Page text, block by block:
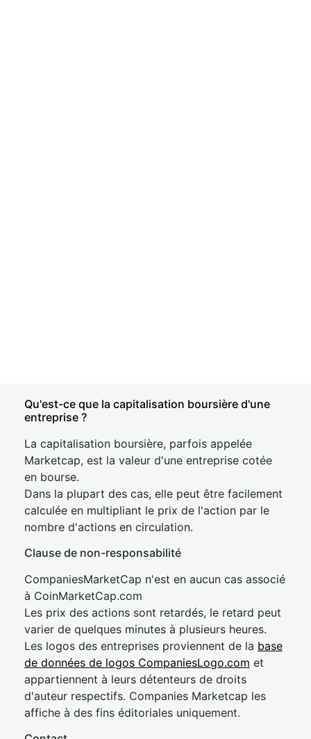
Qu'est-ce que la capitalisation boursière d'une
entreprise ?
La capitalisation boursière, parfois appelée
Marketcap, est la valeur d'une entreprise cotée
en bourse.
Dans la plupart des cas, elle peut être facilement
calculée en multipliant le prix de l'action par le
nombre d'actions en circulation.
Clause de non-responsabilité
CompaniesMarketCap n'est en aucun cas associé
à CoinMarketCap.com
Les prix des actions sont retardés, le retard peut
varier de quelques minutes à plusieurs heures.
Les logos des entreprises proviennent de la base
de données de logos CompaniesLogo.com et
appartiennent à leurs détenteurs de droits
d'auteur respectifs. Companies Marketcap les
affiche à des fins éditoriales uniquement.